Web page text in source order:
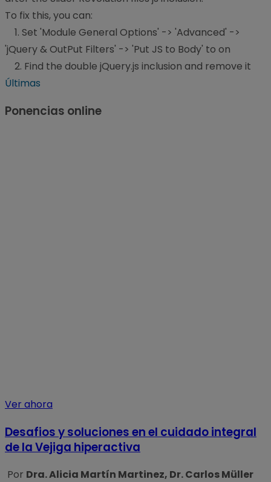
To fix this, you can:
1. Set 'Module General Options' -> 'Advanced' ->
'jQuery & OutPut Filters' -> 'Put JS to Body' to on
2. Find the double jQuery.js inclusion and remove it
Últimas
Ponencias online
Ver ahora
Desafios y soluciones en el cuidado integral
de la Vejiga hiperactiva
Por Dra. Alicia Martín Martinez, Dr. Carlos Müller